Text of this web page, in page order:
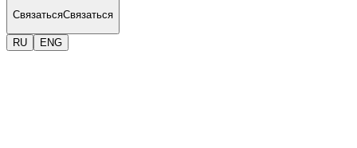
СвязатьсяСвязаться
RU ENG